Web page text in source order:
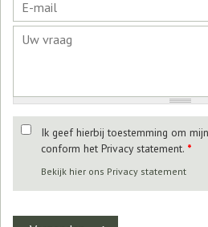
Ik geef hierbij toestemming om
conform het Privacy statement. *
Bekijk hier ons Privacy statement